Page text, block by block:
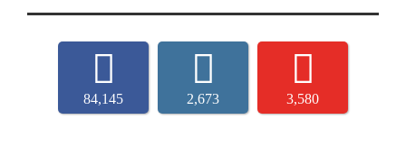
84,145 2,673 3,580